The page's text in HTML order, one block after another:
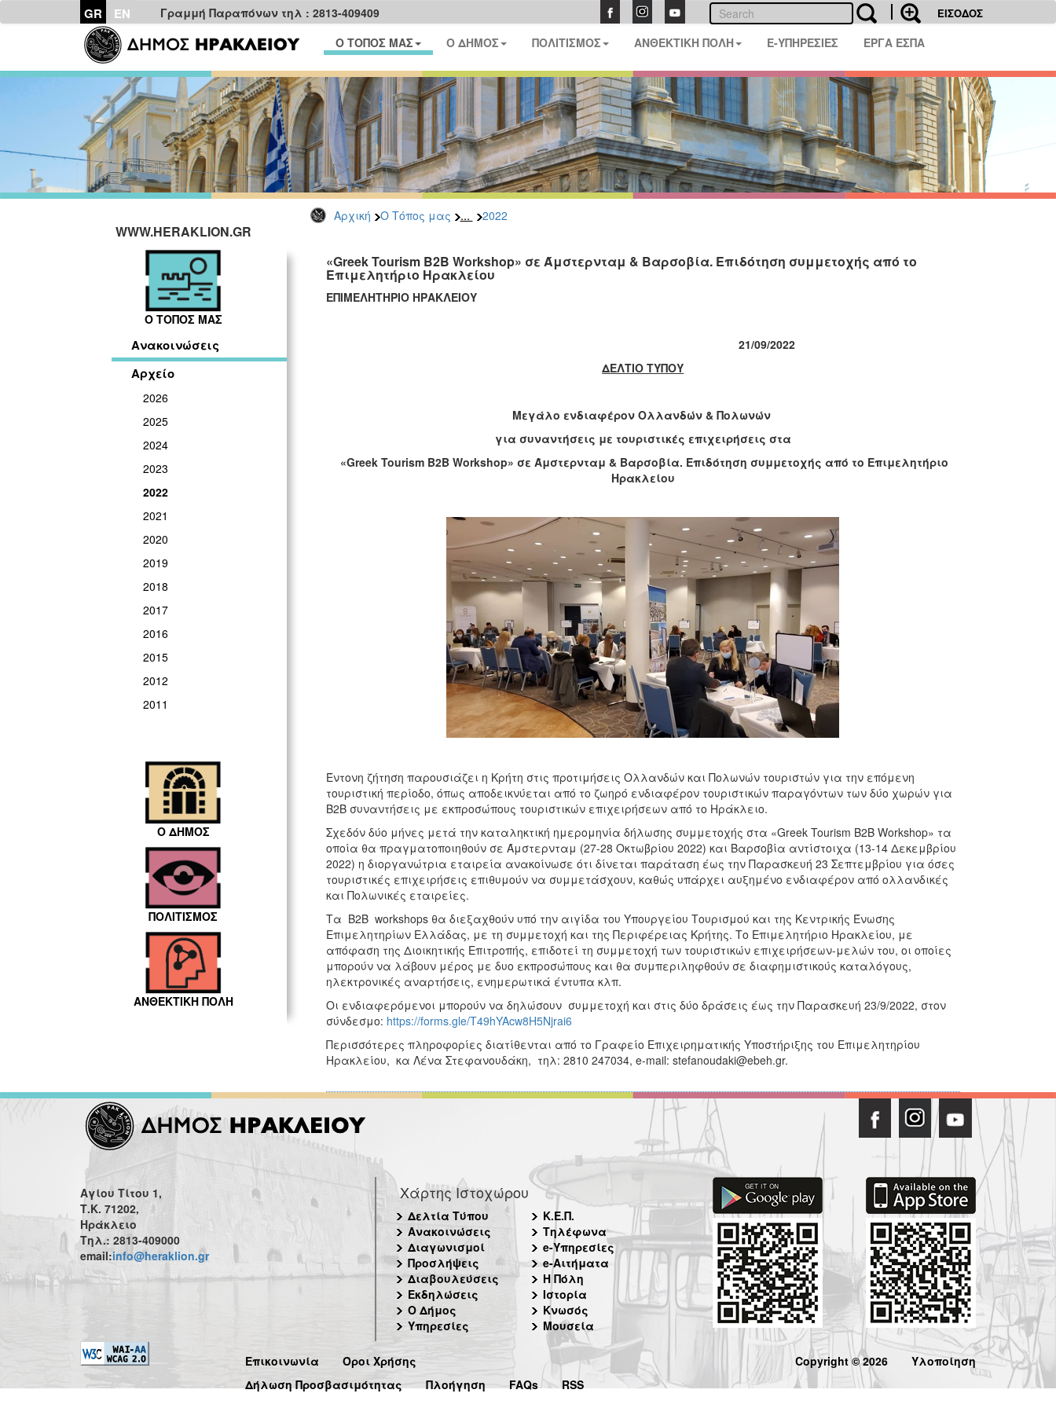
GR EN Γραμμή Παραπόνων τηλ : 2813-409409 ΕΙΣΟΔΟΣ
Ο ΤΟΠΟΣ ΜΑΣ Ο ΔΗΜΟΣ ΠΟΛΙΤΙΣΜΟΣ ΑΝΘΕΚΤΙΚΗ ΠΟΛΗ E-ΥΠΗΡΕΣΙΕΣ ΕΡΓΑ ΕΣΠΑ
Αρχική Ο Τόπος μας ... 2022
WWW.HERAKLION.GR
Ο ΤΟΠΟΣ ΜΑΣ
Ανακοινώσεις
Αρχείο
2026
2025
2024
2023
2022
2021
2020
2019
2018
2017
2016
2015
2012
2011
Ο ΔΗΜΟΣ
ΠΟΛΙΤΙΣΜΟΣ
ΑΝΘΕΚΤΙΚΗ ΠΟΛΗ
«Greek Tourism B2B Workshop» σε Άμστερνταμ & Βαρσοβία. Επιδότηση συμμετοχής από το
Επιμελητήριο Ηρακλείου
ΕΠΙΜΕΛΗΤΗΡΙΟ ΗΡΑΚΛΕΙΟΥ
21/09/2022
ΔΕΛΤΙΟ ΤΥΠΟΥ
Μεγάλο ενδιαφέρον Ολλανδών & Πολωνών
για συναντήσεις με τουριστικές επιχειρήσεις στα
«Greek Tourism B2B Workshop» σε Άμστερνταμ & Βαρσοβία. Επιδότηση συμμετοχής από το Επιμελητήριο
Ηρακλείου
Έντονη ζήτηση παρουσιάζει η Κρήτη στις προτιμήσεις Ολλανδών και Πολωνών τουριστών για την επόμενη
τουριστική περίοδο, όπως αποδεικνύεται από το ζωηρό ενδιαφέρον τουριστικών παραγόντων των δύο χωρών για
Β2Β συναντήσεις με εκπροσώπους τουριστικών επιχειρήσεων από το Ηράκλειο.
Σχεδόν δύο μήνες μετά την καταληκτική ημερομηνία δήλωσης συμμετοχής στα «Greek Tourism B2B Workshop» τα
οποία θα πραγματοποιηθούν σε Άμστερνταμ (27-28 Οκτωβρίου 2022) και Βαρσοβία αντίστοιχα (13-14 Δεκεμβρίου
2022) η διοργανώτρια εταιρεία ανακοίνωσε ότι δίνεται παράταση έως την Παρασκευή 23 Σεπτεμβρίου για όσες
τουριστικές επιχειρήσεις επιθυμούν να συμμετάσχουν, καθώς υπάρχει αυξημένο ενδιαφέρον από ολλανδικές
και Πολωνικές εταιρείες.
Τα Β2Β workshops θα διεξαχθούν υπό την αιγίδα του Υπουργείου Τουρισμού και της Κεντρικής Ένωσης
Επιμελητηρίων Ελλάδας, με τη συμμετοχή και της Περιφέρειας Κρήτης. Το Επιμελητήριο Ηρακλείου, με
απόφαση της Διοικητικής Επιτροπής, επιδοτεί τη συμμετοχή των τουριστικών επιχειρήσεων-μελών του, οι οποίες
μπορούν να λάβουν μέρος με δυο εκπροσώπους και θα συμπεριληφθούν σε διαφημιστικούς καταλόγους,
ηλεκτρονικές αναρτήσεις, ενημερωτικά έντυπα κλπ.
Οι ενδιαφερόμενοι μπορούν να δηλώσουν συμμετοχή και στις δύο δράσεις έως την Παρασκευή 23/9/2022, στον
σύνδεσμο: https://forms.gle/T49hYAcw8H5Njrai6
Περισσότερες πληροφορίες διατίθενται από το Γραφείο Επιχειρηματικής Υποστήριξης του Επιμελητηρίου
Ηρακλείου, κα Λένα Στεφανουδάκη, τηλ: 2810 247034, e-mail: stefanoudaki@ebeh.gr.
Αγίου Τίτου 1,
Τ.Κ. 71202,
Ηράκλειο
Τηλ.: 2813-409000
email:info@heraklion.gr
Χάρτης Ιστοχώρου
Δελτία Τύπου
Ανακοινώσεις
Διαγωνισμοί
Προσλήψεις
Διαβουλεύσεις
Εκδηλώσεις
Ο Δήμος
Υπηρεσίες
Κ.Ε.Π.
Τηλέφωνα
e-Υπηρεσίες
e-Αιτήματα
Η Πόλη
Ιστορία
Κνωσός
Μουσεία
Επικοινωνία
Όροι Χρήσης
Δήλωση Προσβασιμότητας
Πλοήγηση FAQs RSS
Copyright © 2026 Υλοποίηση